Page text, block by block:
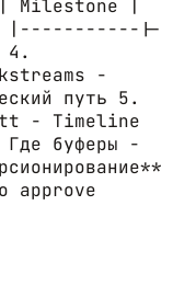
|
| |-----------|-
-
путь 5.
- Timeline
буферы -
approve